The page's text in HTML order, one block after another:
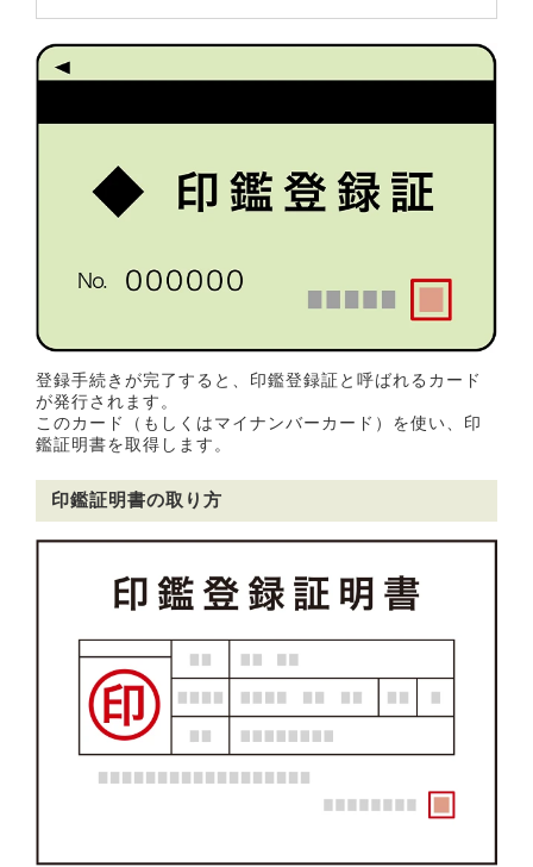
登録手続きが完了すると、印鑑登録証と呼ばれるカード
が発行されます。
このカード（もしくはマイナンバーカード）を使い、印
鑑証明書を取得します。
印鑑証明書の取り方